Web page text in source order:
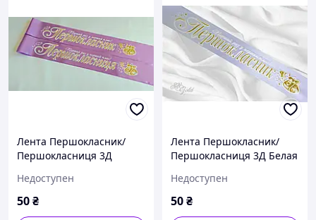
Лента Першокласник/
Першокласниця 3Д
Недоступен
50₴
Лента Першокласник/
Першокласниця 3Д Белая
Недоступен
50₴